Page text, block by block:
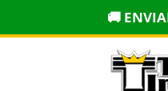
🚚